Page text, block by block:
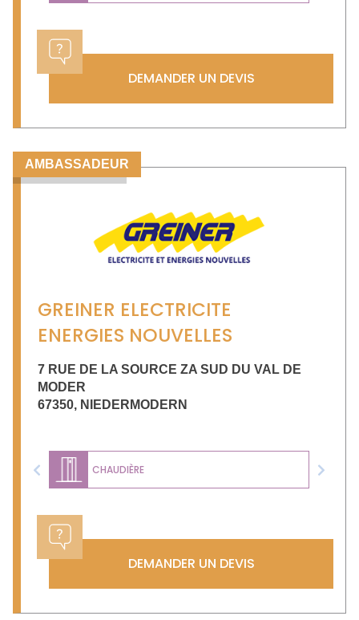
DEMANDER UN DEVIS
AMBASSADEUR
GREINER ELECTRICITE
ENERGIES NOUVELLES
7 RUE DE LA SOURCE ZA SUD DU VAL DE
MODER
67350, NIEDERMODERN
CHAUDIÈRE
Previous Next
DEMANDER UN DEVIS